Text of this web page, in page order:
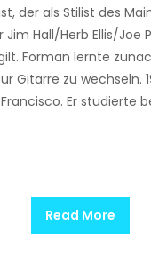
der als Stilist des
Jim Hall/Herb Ellis/Joe
Forman lernte
Gitarre zu wechseln.
Er studierte
Read More